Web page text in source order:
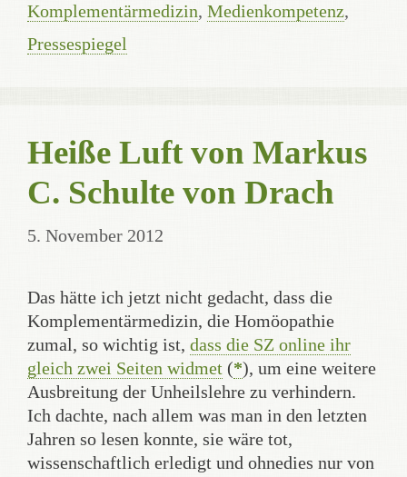
Komplementärmedizin, Medienkompetenz,
Pressespiegel
Heiße Luft von Markus
C. Schulte von Drach
5. November 2012
Das hätte ich jetzt nicht gedacht, dass die
Komplementärmedizin, die Homöopathie
zumal, so wichtig ist, dass die SZ online ihr
gleich zwei Seiten widmet (*), um eine weitere
Ausbreitung der Unheilslehre zu verhindern.
Ich dachte, nach allem was man in den letzten
Jahren so lesen konnte, sie wäre tot,
wissenschaftlich erledigt und ohnedies nur von